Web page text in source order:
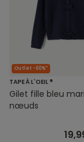
Outlet -60%*
TAPE À L'OEIL ®
Gilet fille bleu
nœuds